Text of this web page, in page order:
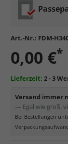
Art.-Nr.: FDM-
0,00 €*
Lieferzeit: 2 - 3
Versand immer
— Egal wie groß,
Bei Bestellungen